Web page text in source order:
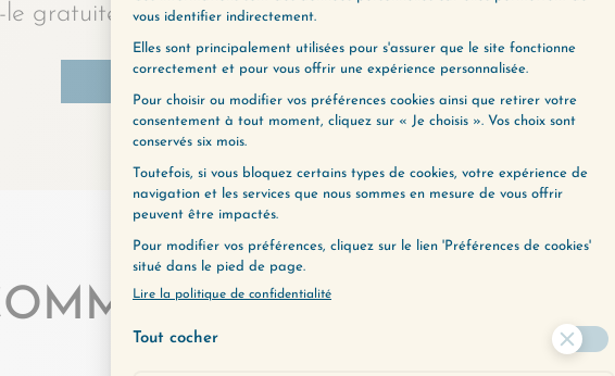
gratuitement en cliquant ci-dessous :